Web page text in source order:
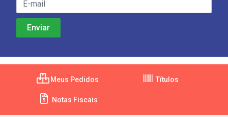
Meus Pedidos Títulos
Notas Fiscais